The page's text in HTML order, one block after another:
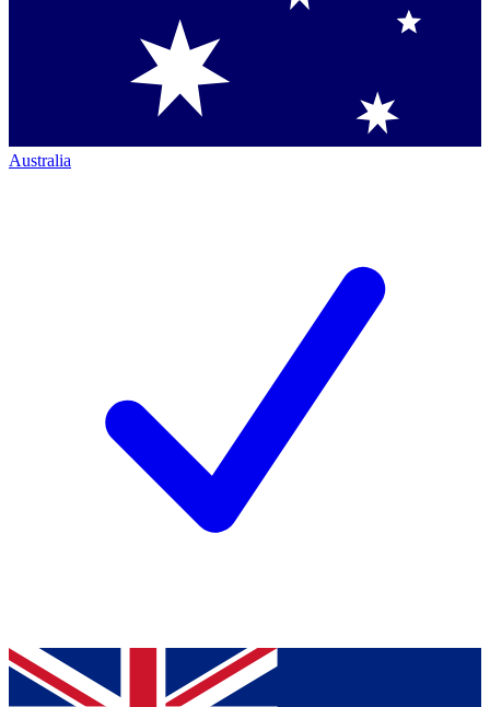
Australia